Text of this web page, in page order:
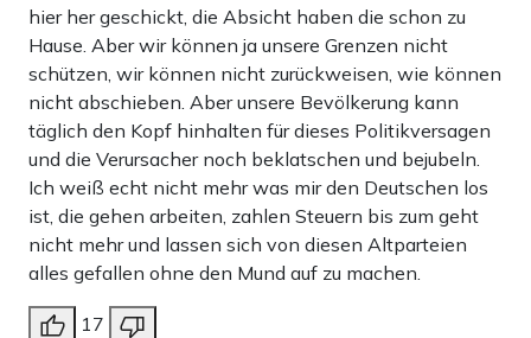
hier her geschickt, die Absicht haben die schon zu
Hause. Aber wir können ja unsere Grenzen nicht
schützen, wir können nicht zurückweisen, wie können
nicht abschieben. Aber unsere Bevölkerung kann
täglich den Kopf hinhalten für dieses Politikversagen
und die Verursacher noch beklatschen und bejubeln.
Ich weiß echt nicht mehr was mir den Deutschen los
ist, die gehen arbeiten, zahlen Steuern bis zum geht
nicht mehr und lassen sich von diesen Altparteien
alles gefallen ohne den Mund auf zu machen.
17